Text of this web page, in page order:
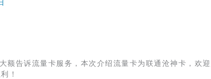
额告诉流量卡服务，本次介绍流量卡为联通沧神卡，欢
！